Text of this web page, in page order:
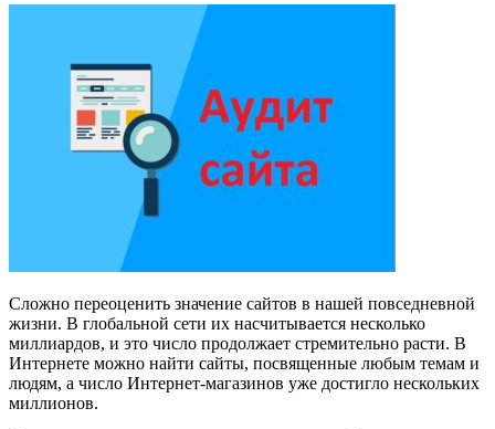
Сложно переоценить значение сайтов в нашей повседневной
жизни. В глобальной сети их насчитывается несколько
миллиардов, и это число продолжает стремительно расти. В
Интернете можно найти сайты, посвященные любым темам и
людям, а число Интернет-магазинов уже достигло нескольких
миллионов.